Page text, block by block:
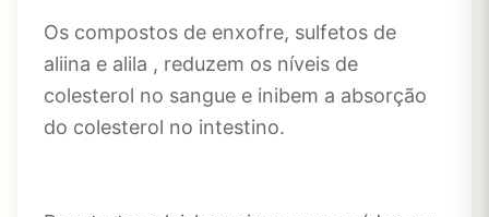
Os compostos de enxofre, sulfetos de
aliina e alila , reduzem os níveis de
colesterol no sangue e inibem a absorção
do colesterol no intestino.